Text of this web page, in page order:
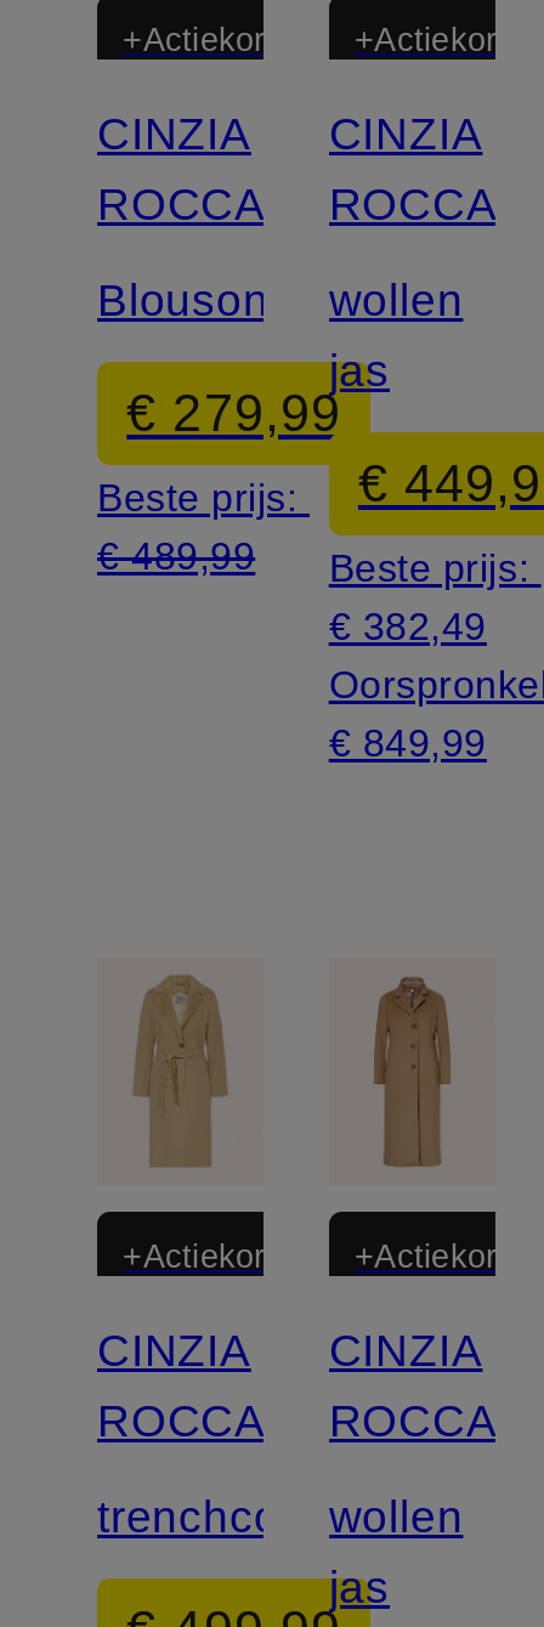
+Actiekorting
CINZIA
ROCCA
Blouson
€ 279,99
Beste prijs:
€ 489,99
CINZIA
ROCCA
wollen
jas
€
Beste prijs:
€ 382,49
€ 849,99
+Actiekorting
CINZIA
ROCCA
trenchcoat
CINZIA
ROCCA
wollen
jas